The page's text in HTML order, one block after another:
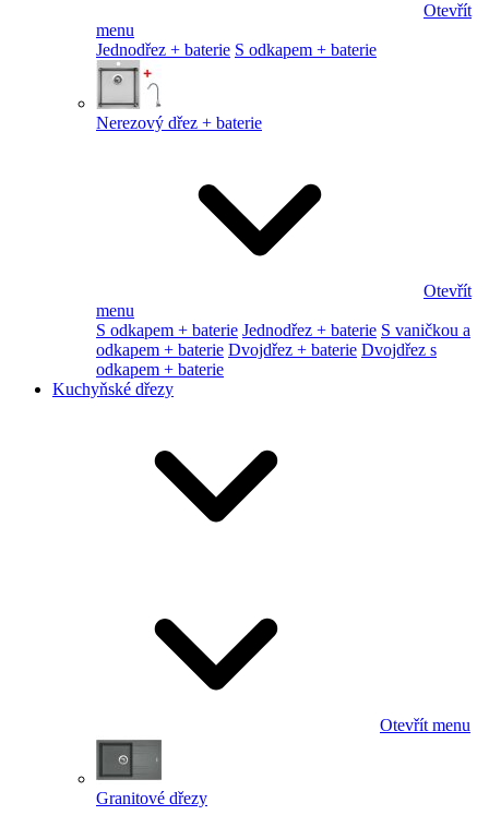
Otevřít
menu
Jednodřez + baterie S odkapem + baterie
Nerezový dřez + baterie
Otevřít
menu
S odkapem + baterie Jednodřez + baterie S vaničkou a
odkapem + baterie Dvojdřez + baterie Dvojdřez s
odkapem + baterie
Kuchyňské dřezy
Otevřít menu
Granitové dřezy